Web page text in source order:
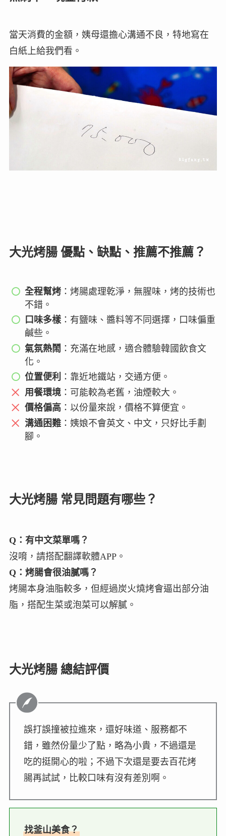
當天消費的金額，姨母還擔心溝通不良，特地寫在
白紙上給我們看。
大光烤腸 優點、缺點、推薦不推薦？
全程幫烤 ：烤腸處理乾淨，無腥味，烤的技術也
不錯。
口味多樣 ：有鹽味、醬料等不同選擇，口味偏重
鹹些。
氣氛熱鬧 ：充滿在地感，適合體驗韓國飲食文
化。
位置便利 ：靠近地鐵站，交通方便。
用餐環境 ：可能較為老舊，油煙較大。
價格偏高 ：以份量來說，價格不算便宜。
溝通困難 ：姨娘不會英文、中文，只好比手劃
腳。
大光烤腸 常見問題有哪些？
Q：有中文菜單嗎？
沒唷，請搭配翻譯軟體APP。
Q：烤腸會很油膩嗎？
烤腸本身油脂較多，但經過炭火燒烤會逼出部分油
脂，搭配生菜或泡菜可以解膩。
大光烤腸 總結評價
誤打誤撞被拉進來，還好味道、服務都不
錯，雖然份量少了點，略為小貴，不過還是
吃的挺開心的啦 ；不過下次還是要去百花烤
腸再試試，比較口味有沒有差別啊。
找釜山美食？